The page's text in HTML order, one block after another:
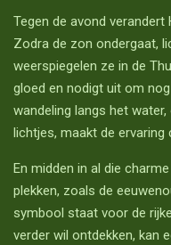
Tegen de avond
Zodra de zon ondergaat,
weerspiegelen ze in de
gloed en nodigt uit om
wandeling langs het
lichtjes, maakt de ervaring
En midden in al die
plekken, zoals de
symbool staat voor de
verder wil ontdekken, kan